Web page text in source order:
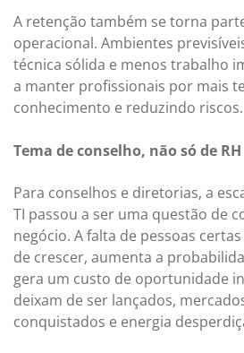
A retenção também se torna
operacional. Ambientes
técnica sólida e menos trabalho
a manter profissionais por mais
conhecimento e reduzindo riscos.
Tema de conselho, não só de RH
Para conselhos e diretorias, a
TI passou a ser uma questão de
negócio. A falta de pessoas
de crescer, aumenta a
gera um custo de oportunidade
deixam de ser lançados,
conquistados e energia